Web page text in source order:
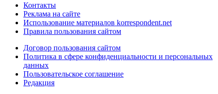
Контакты
Реклама на сайте
Использование материалов korrespondent.net
Правила пользования сайтом
Договор пользования сайтом
Политика в сфере конфиденциальности и персональных
данных
Пользовательское соглашение
Редакция